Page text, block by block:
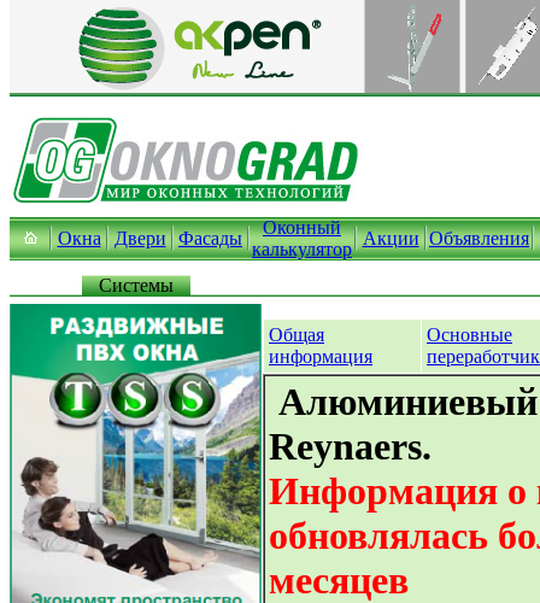
Окна Двери Фасады
Оконный
калькулятор
Акции Объявления
Системы
Общая
информация
Основные
Reynaers.
Информация о
обновлялась
месяцев